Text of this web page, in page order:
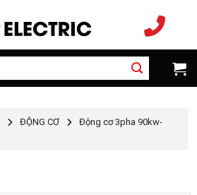
ĐỘNG CƠ
Động cơ 3pha 90kw-